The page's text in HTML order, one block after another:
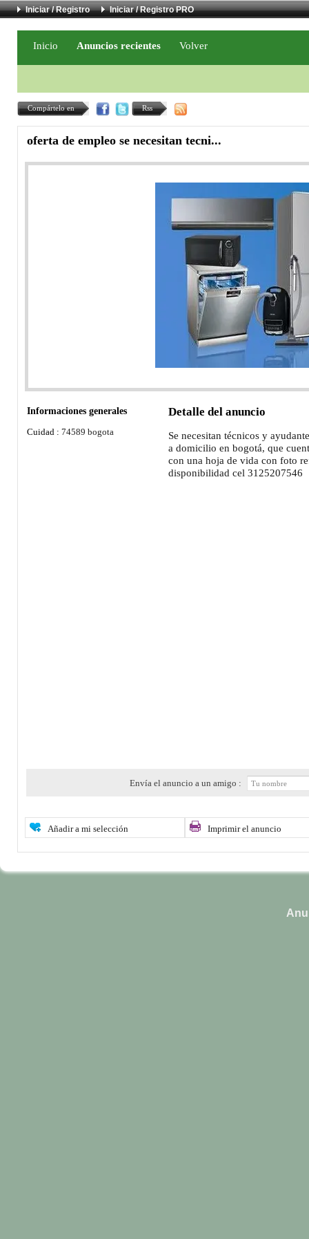
Iniciar / Registro Iniciar / Registro PRO
Inicio Anuncios recientes Volver
Compártelo en Rss
oferta de empleo se necesitan tecni...
Informaciones generales
Cuidad : 74589 bogota
Detalle del anuncio
Se necesitan técnicos y
a domicilio en bogotá, que
con una hoja de vida con foto
disponibilidad cel 3125207546
Envía el anuncio a un amigo :
Añadir a mi selección Imprimir el anuncio